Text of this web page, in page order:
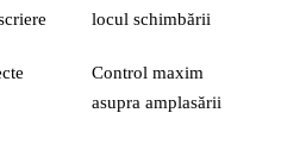
locul schimbării
Control maxim
asupra amplasării